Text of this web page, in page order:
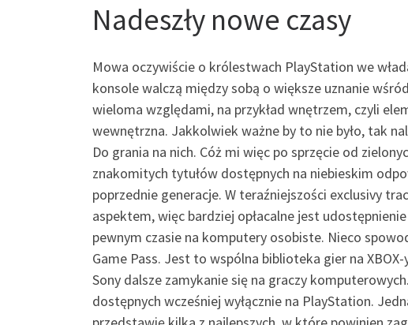
Nadeszły nowe czasy
Mowa oczywiście o królestwach PlayStation we
konsole walczą między sobą o większe uznanie
wieloma względami, na przykład wnętrzem, czyli
wewnętrzna. Jakkolwiek ważne by to nie było, tak
Do grania na nich. Cóż mi więc po sprzęcie od
znakomitych tytułów dostępnych na niebieskim
poprzednie generacje. W teraźniejszości exclusivy
aspektem, więc bardziej opłacalne jest
pewnym czasie na komputery osobiste. Nieco
Game Pass. Jest to wspólna biblioteka gier na
Sony dalsze zamykanie się na graczy
dostępnych wcześniej wyłącznie na PlayStation.